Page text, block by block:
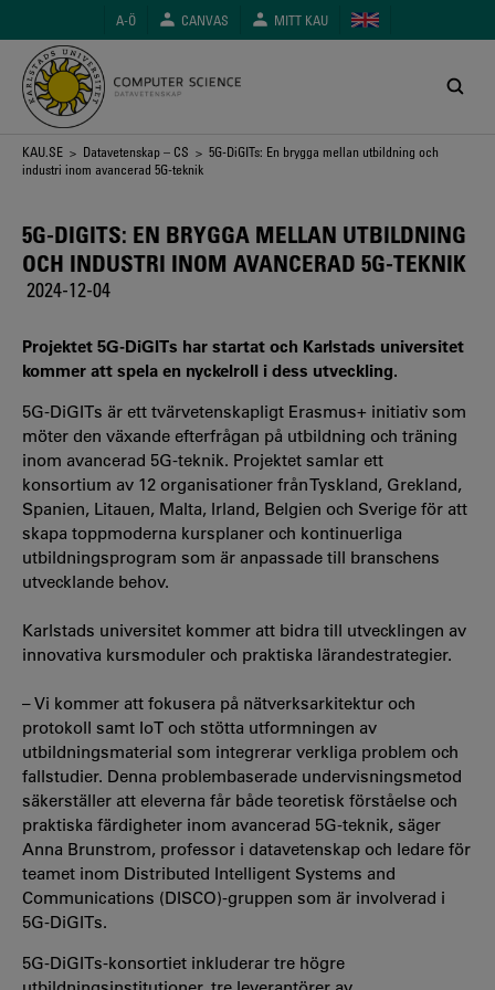
huvudinnehåll
A-Ö CANVAS MITT KAU
Länkstig
KAU.SE > Datavetenskap – CS > 5G-DiGITs: En brygga mellan utbildning och
industri inom avancerad 5G-teknik
5G-DIGITS: EN BRYGGA MELLAN UTBILDNING
OCH INDUSTRI INOM AVANCERAD 5G-TEKNIK
2024-12-04
Projektet 5G-DiGITs har startat och Karlstads universitet
kommer att spela en nyckelroll i dess utveckling.
5G-DiGITs är ett tvärvetenskapligt Erasmus+ initiativ som
möter den växande efterfrågan på utbildning och träning
inom avancerad 5G-teknik. Projektet samlar ett
konsortium av 12 organisationer från Tyskland, Grekland,
Spanien, Litauen, Malta, Irland, Belgien och Sverige för att
skapa toppmoderna kursplaner och kontinuerliga
utbildningsprogram som är anpassade till branschens
utvecklande behov.
Karlstads universitet kommer att bidra till utvecklingen av
innovativa kursmoduler och praktiska lärandestrategier.
– Vi kommer att fokusera på nätverksarkitektur och
protokoll samt IoT och stötta utformningen av
utbildningsmaterial som integrerar verkliga problem och
fallstudier. Denna problembaserade undervisningsmetod
säkerställer att eleverna får både teoretisk förståelse och
praktiska färdigheter inom avancerad 5G-teknik, säger
Anna Brunstrom, professor i datavetenskap och ledare för
teamet inom Distributed Intelligent Systems and
Communications (DISCO)-gruppen som är involverad i
5G-DiGITs.
5G-DiGITs-konsortiet inkluderar tre högre